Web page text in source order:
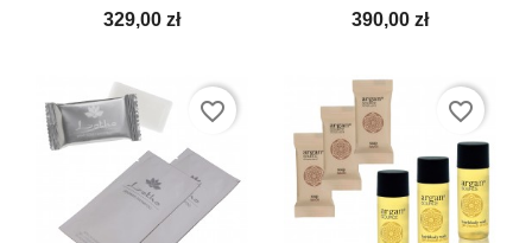
329,00 zł
390,00 zł
favorite_border favorite_border